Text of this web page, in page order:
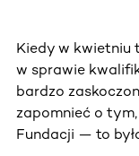
Kiedy w kwietniu
w sprawie
bardzo
zapomnieć o
Fundacji — to